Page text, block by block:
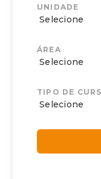
UNIDADE
ÁREA
TIPO DE